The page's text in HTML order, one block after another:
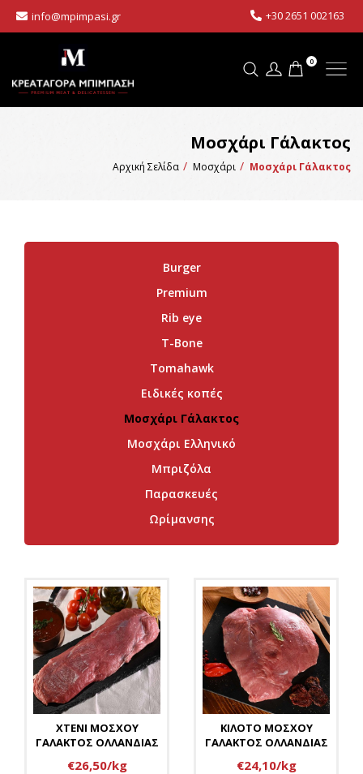
info@mpimpasi.gr +30 2651 002163
0
Μοσχάρι Γάλακτος
Αρχική Σελίδα Μοσχάρι Μοσχάρι Γάλακτος
Burger
Premium
Rib eye
T-Bone
Tomahawk
Ειδικές κοπές
Μοσχάρι Γάλακτος
Μοσχάρι Ελληνικό
Μπριζόλα
Παρασκευές
Ωρίμανσης
XTENI ΜΟΣΧΟΥ
ΓΑΛΑΚΤΟΣ ΟΛΛΑΝΔΙΑΣ
€26,50/kg
ΚΙΛΟΤΟ ΜΟΣΧΟΥ
ΓΑΛΑΚΤΟΣ ΟΛΛΑΝΔΙΑΣ
€24,10/kg